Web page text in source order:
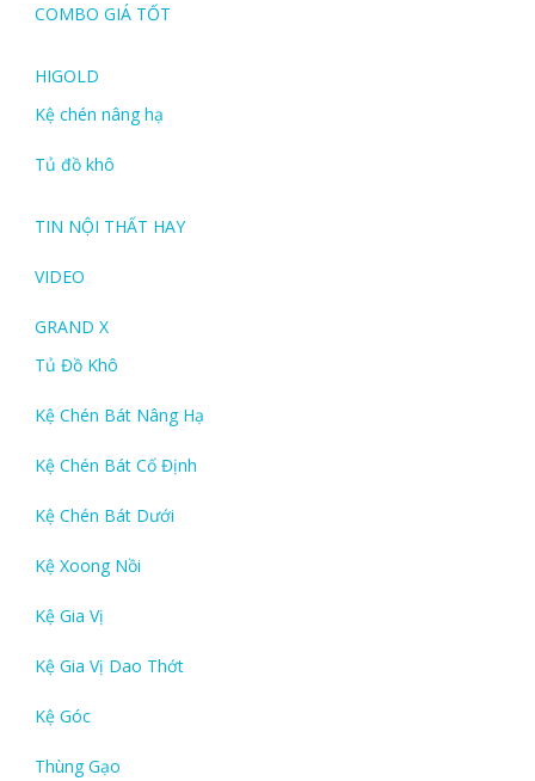
COMBO GIÁ TỐT
HIGOLD
Kệ chén nâng hạ
Tủ đồ khô
TIN NỘI THẤT HAY
VIDEO
GRAND X
Tủ Đồ Khô
Kệ Chén Bát Nâng Hạ
Kệ Chén Bát Cố Định
Kệ Chén Bát Dưới
Kệ Xoong Nồi
Kệ Gia Vị
Kệ Gia Vị Dao Thớt
Kệ Góc
Thùng Gạo